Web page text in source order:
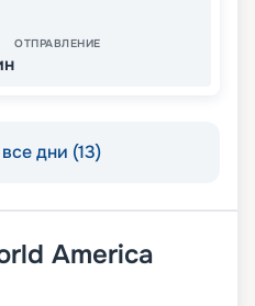
ОТПРАВЛЕНИЕ
дни (13)
America